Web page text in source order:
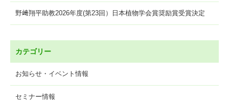
野﨑翔平助教2026年度(第23回）日本植物学会賞奨励賞受賞決定
カテゴリー
お知らせ・イベント情報
セミナー情報